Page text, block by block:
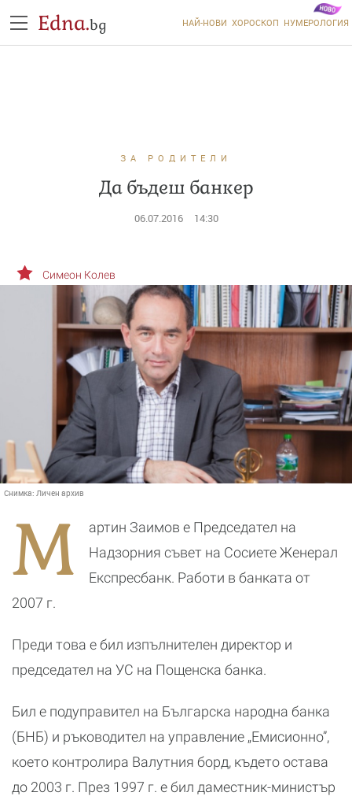
Edna.bg НАЙ-НОВИ ХОРОСКОП НУМЕРОЛОГИЯ
ЗА РОДИТЕЛИ
Да бъдеш банкер
06.07.2016 14:30
Снимка: Личен архив
Симеон Колев
М
артин Заимов е Председател на
Надзорния съвет на Сосиете Женерал
Експресбанк. Работи в банката от
2007 г.
Преди това е бил изпълнителен директор и
председател на УС на Пощенска банка.
Бил е подуправител на Българска народна банка
(БНБ) и ръководител на управление „Емисионно”,
което контролира Валутния борд, където остава
до 2003 г. През 1997 г. е бил даместник-министър